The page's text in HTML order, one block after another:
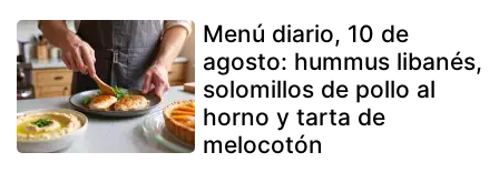
Menú diario, 10 de
agosto: hummus libanés,
solomillos de pollo al
horno y tarta de
melocotón